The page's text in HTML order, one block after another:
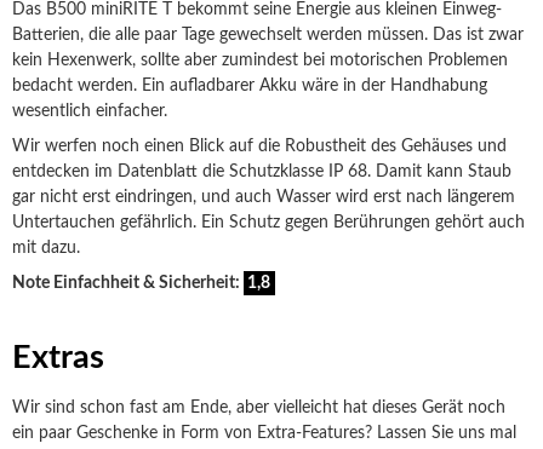
Das B500 miniRITE T bekommt seine Energie aus kleinen Einweg-
Batterien, die alle paar Tage gewechselt werden müssen. Das ist zwar
kein Hexenwerk, sollte aber zumindest bei motorischen Problemen
bedacht werden. Ein aufladbarer Akku wäre in der Handhabung
wesentlich einfacher.
Wir werfen noch einen Blick auf die Robustheit des Gehäuses und
entdecken im Datenblatt die Schutzklasse IP 68. Damit kann Staub
gar nicht erst eindringen, und auch Wasser wird erst nach längerem
Untertauchen gefährlich. Ein Schutz gegen Berührungen gehört auch
mit dazu.
Note Einfachheit & Sicherheit: 1,8
Extras
Wir sind schon fast am Ende, aber vielleicht hat dieses Gerät noch
ein paar Geschenke in Form von Extra-Features? Lassen Sie uns mal